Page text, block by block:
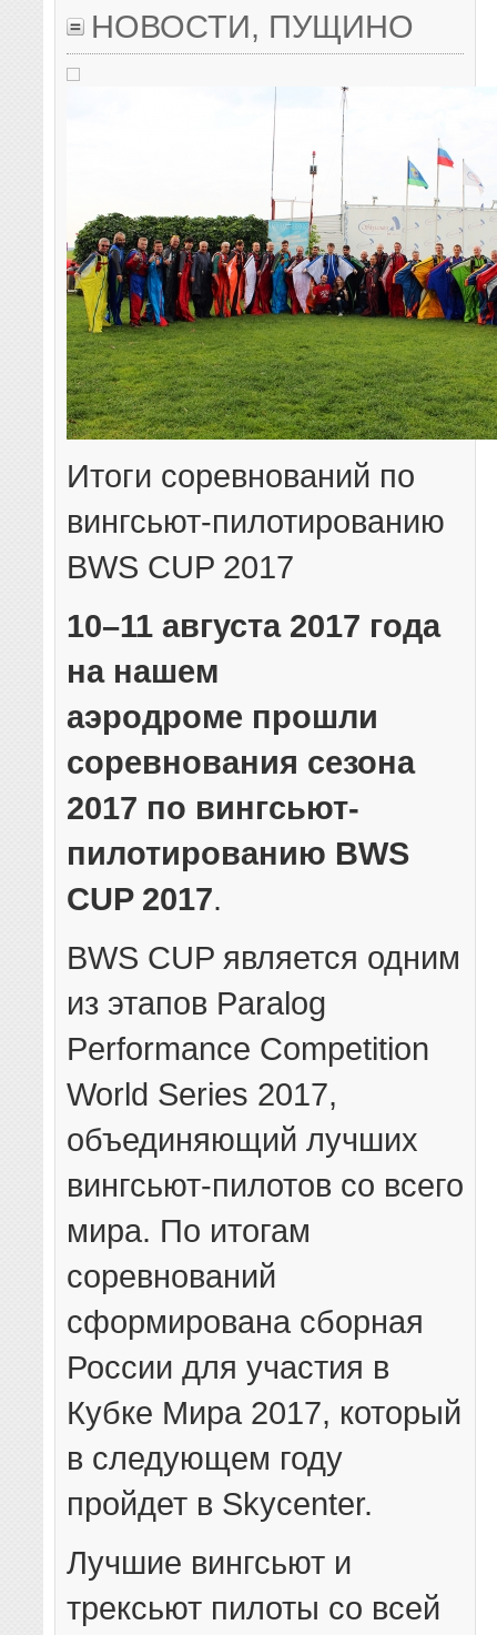
НОВОСТИ, ПУЩИНО
Итоги соревнований по
вингсьют-пилотированию
BWS CUP 2017
10–11 августа 2017 года
на нашем
аэродроме прошли
соревнования сезона
2017 по вингсьют-
пилотированию BWS
CUP 2017.
BWS CUP является одним
из этапов Paralog
Performance Competition
World Series 2017,
объединяющий лучших
вингсьют-пилотов со всего
мира. По итогам
соревнований
сформирована сборная
России для участия в
Кубке Мира 2017, который
в следующем году
пройдет в Skycenter.
Лучшие вингсьют и
трексьют пилоты со всей